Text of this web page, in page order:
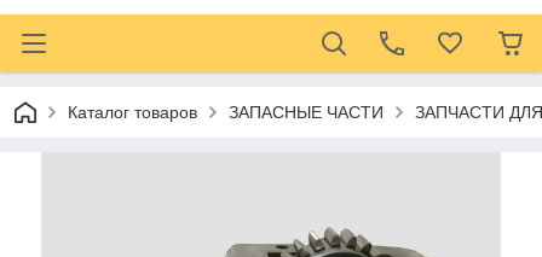
Каталог товаров ЗАПАСНЫЕ ЧАСТИ ЗАПЧАСТИ